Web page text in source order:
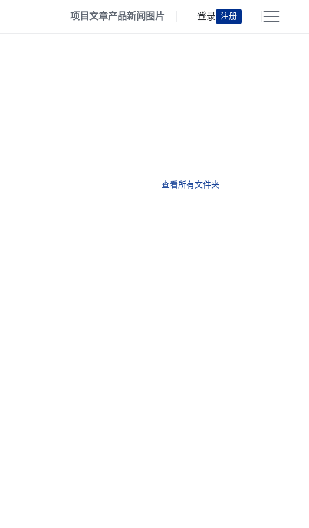
项目文章产品新闻 图片 登录 注册
查看所有文件夹